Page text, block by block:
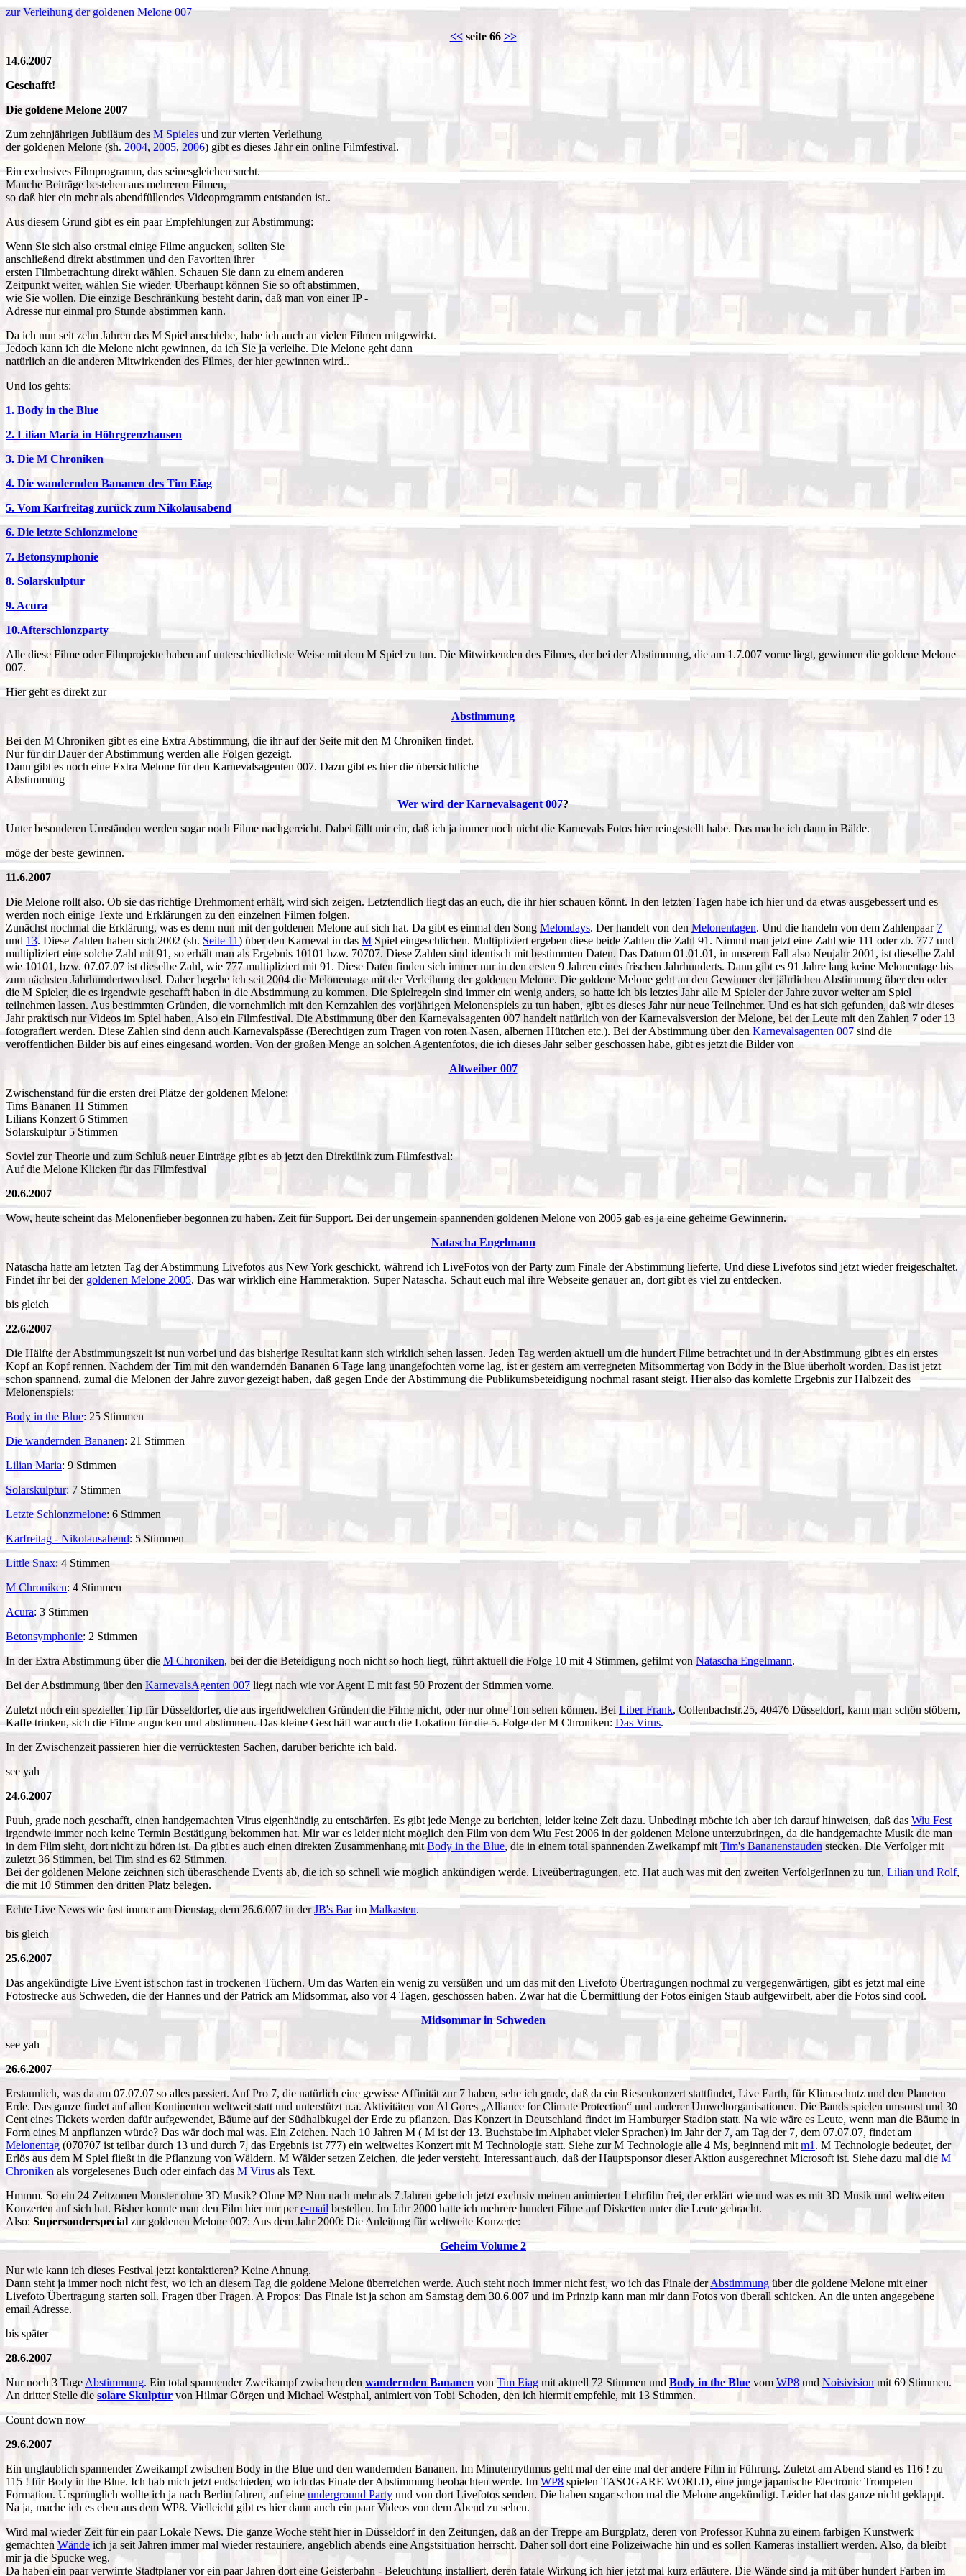
zur Verleihung der goldenen Melone 007
<<seite 66 >>
14.6.2007
Geschafft!
Die goldene Melone 2007
Zum zehnjährigen Jubiläum des M Spieles und zur vierten Verleihung
der goldenen Melone (sh. 2004, 2005, 2006) gibt es dieses Jahr ein online Filmfestival.
Ein exclusives Filmprogramm, das seinesgleichen sucht.
Manche Beiträge bestehen aus mehreren Filmen,
so daß hier ein mehr als abendfüllendes Videoprogramm entstanden ist..
Aus diesem Grund gibt es ein paar Empfehlungen zur Abstimmung:
Wenn Sie sich also erstmal einige Filme angucken, sollten Sie
anschließend direkt abstimmen und den Favoriten ihrer
ersten Filmbetrachtung direkt wählen. Schauen Sie dann zu einem anderen
Zeitpunkt weiter, wählen Sie wieder. Überhaupt können Sie so oft abstimmen,
wie Sie wollen. Die einzige Beschränkung besteht darin, daß man von einer IP -
Adresse nur einmal pro Stunde abstimmen kann.
Da ich nun seit zehn Jahren das M Spiel anschiebe, habe ich auch an vielen Filmen mitgewirkt.
Jedoch kann ich die Melone nicht gewinnen, da ich Sie ja verleihe. Die Melone geht dann
natürlich an die anderen Mitwirkenden des Filmes, der hier gewinnen wird..
Und los gehts:
1. Body in the Blue
2. Lilian Maria in Höhrgrenzhausen
3. Die M Chroniken
4. Die wandernden Bananen des Tim Eiag
5. Vom Karfreitag zurück zum Nikolausabend
6. Die letzte Schlonzmelone
7. Betonsymphonie
8. Solarskulptur
9. Acura
10.Afterschlonzparty
Alle diese Filme oder Filmprojekte haben auf unterschiedlichste Weise mit dem M Spiel zu tun. Die Mitwirkenden des Filmes, der bei der Abstimmung, die am 1.7.007 vorne liegt, gewinnen die goldene Melone
007.
Hier geht es direkt zur
Abstimmung
Bei den M Chroniken gibt es eine Extra Abstimmung, die ihr auf der Seite mit den M Chroniken findet.
Nur für dir Dauer der Abstimmung werden alle Folgen gezeigt.
Dann gibt es noch eine Extra Melone für den Karnevalsagenten 007. Dazu gibt es hier die übersichtliche
Abstimmung
Wer wird der Karnevalsagent 007?
Unter besonderen Umständen werden sogar noch Filme nachgereicht. Dabei fällt mir ein, daß ich ja immer noch nicht die Karnevals Fotos hier reingestellt habe. Das mache ich dann in Bälde.
möge der beste gewinnen.
11.6.2007
Die Melone rollt also. Ob sie das richtige Drehmoment erhält, wird sich zeigen. Letztendlich liegt das an euch, die ihr hier schauen könnt. In den letzten Tagen habe ich hier und da etwas ausgebessert und es
werden noch einige Texte und Erklärungen zu den einzelnen Filmen folgen.
Zunächst nochmal die Erklärung, was es denn nun mit der goldenen Melone auf sich hat. Da gibt es einmal den Song Melondays. Der handelt von den Melonentagen. Und die handeln von dem Zahlenpaar 7
und 13. Diese Zahlen haben sich 2002 (sh. Seite 11) über den Karneval in das M Spiel eingeschlichen. Multipliziert ergeben diese beide Zahlen die Zahl 91. Nimmt man jetzt eine Zahl wie 111 oder zb. 777 und
multipliziert eine solche Zahl mit 91, so erhält man als Ergebnis 10101 bzw. 70707. Diese Zahlen sind identisch mit bestimmten Daten. Das Datum 01.01.01, in unserem Fall also Neujahr 2001, ist dieselbe Zahl
wie 10101, bzw. 07.07.07 ist dieselbe Zahl, wie 777 multipliziert mit 91. Diese Daten finden sich immer nur in den ersten 9 Jahren eines frischen Jahrhunderts. Dann gibt es 91 Jahre lang keine Melonentage bis
zum nächsten Jahrhundertwechsel. Daher begehe ich seit 2004 die Melonentage mit der Verleihung der goldenen Melone. Die goldene Melone geht an den Gewinner der jährlichen Abstimmung über den oder
die M Spieler, die es irgendwie geschafft haben in die Abstimmung zu kommen. Die Spielregeln sind immer ein wenig anders, so hatte ich bis letztes Jahr alle M Spieler der Jahre zuvor weiter am Spiel
teilnehmen lassen. Aus bestimmten Gründen, die vornehmlich mit den Kernzahlen des vorjährigen Melonenspiels zu tun haben, gibt es dieses Jahr nur neue Teilnehmer. Und es hat sich gefunden, daß wir dieses
Jahr praktisch nur Videos im Spiel haben. Also ein Filmfestival. Die Abstimmung über den Karnevalsagenten 007 handelt natürlich von der Karnevalsversion der Melone, bei der Leute mit den Zahlen 7 oder 13
fotografiert werden. Diese Zahlen sind denn auch Karnevalspässe (Berechtigen zum Tragen von roten Nasen, albernen Hütchen etc.). Bei der Abstimmung über den Karnevalsagenten 007 sind die
veröffentlichen Bilder bis auf eines eingesand worden. Von der großen Menge an solchen Agentenfotos, die ich dieses Jahr selber geschossen habe, gibt es jetzt die Bilder von
Altweiber 007
Zwischenstand für die ersten drei Plätze der goldenen Melone:
Tims Bananen 11 Stimmen
Lilians Konzert 6 Stimmen
Solarskulptur 5 Stimmen
Soviel zur Theorie und zum Schluß neuer Einträge gibt es ab jetzt den Direktlink zum Filmfestival:
Auf die Melone Klicken für das Filmfestival
20.6.2007
Wow, heute scheint das Melonenfieber begonnen zu haben. Zeit für Support. Bei der ungemein spannenden goldenen Melone von 2005 gab es ja eine geheime Gewinnerin.
Natascha Engelmann
Natascha hatte am letzten Tag der Abstimmung Livefotos aus New York geschickt, während ich LiveFotos von der Party zum Finale der Abstimmung lieferte. Und diese Livefotos sind jetzt wieder freigeschaltet.
Findet ihr bei der goldenen Melone 2005. Das war wirklich eine Hammeraktion. Super Natascha. Schaut euch mal ihre Webseite genauer an, dort gibt es viel zu entdecken.
bis gleich
22.6.2007
Die Hälfte der Abstimmungszeit ist nun vorbei und das bisherige Resultat kann sich wirklich sehen lassen. Jeden Tag werden aktuell um die hundert Filme betrachtet und in der Abstimmung gibt es ein erstes
Kopf an Kopf rennen. Nachdem der Tim mit den wandernden Bananen 6 Tage lang unangefochten vorne lag, ist er gestern am verregneten Mitsommertag von Body in the Blue überholt worden. Das ist jetzt
schon spannend, zumal die Melonen der Jahre zuvor gezeigt haben, daß gegen Ende der Abstimmung die Publikumsbeteidigung nochmal rasant steigt. Hier also das komlette Ergebnis zur Halbzeit des
Melonenspiels:
Body in the Blue: 25 Stimmen
Die wandernden Bananen: 21 Stimmen
Lilian Maria: 9 Stimmen
Solarskulptur: 7 Stimmen
Letzte Schlonzmelone: 6 Stimmen
Karfreitag - Nikolausabend: 5 Stimmen
Little Snax: 4 Stimmen
M Chroniken: 4 Stimmen
Acura: 3 Stimmen
Betonsymphonie: 2 Stimmen
In der Extra Abstimmung über die M Chroniken, bei der die Beteidigung noch nicht so hoch liegt, führt aktuell die Folge 10 mit 4 Stimmen, gefilmt von Natascha Engelmann.
Bei der Abstimmung über den KarnevalsAgenten 007 liegt nach wie vor Agent E mit fast 50 Prozent der Stimmen vorne.
Zuletzt noch ein spezieller Tip für Düsseldorfer, die aus irgendwelchen Gründen die Filme nicht, oder nur ohne Ton sehen können. Bei Liber Frank, Collenbachstr.25, 40476 Düsseldorf, kann man schön stöbern,
Kaffe trinken, sich die Filme angucken und abstimmen. Das kleine Geschäft war auch die Lokation für die 5. Folge der M Chroniken: Das Virus.
In der Zwischenzeit passieren hier die verrücktesten Sachen, darüber berichte ich bald.
see yah
24.6.2007
Puuh, grade noch geschafft, einen handgemachten Virus eigenhändig zu entschärfen. Es gibt jede Menge zu berichten, leider keine Zeit dazu. Unbedingt möchte ich aber ich darauf hinweisen, daß das Wiu Fest
irgendwie immer noch keine Termin Bestätigung bekommen hat. Mir war es leider nicht möglich den Film von dem Wiu Fest 2006 in der goldenen Melone unterzubringen, da die handgemachte Musik die man
in dem Film sieht, dort nicht zu hören ist. Da gibt es auch einen direkten Zusammenhang mitBody in the Blue, die in einem total spannenden Zweikampf mit Tim's Bananenstauden stecken. Die Verfolger mit
zuletzt 36 Stimmen, bei Tim sind es 62 Stimmen.
Bei der goldenen Melone zeichnen sich überaschende Events ab, die ich so schnell wie möglich ankündigen werde. Liveübertragungen, etc. Hat auch was mit den zweiten VerfolgerInnen zu tun, Lilian und Rolf,
die mit 10 Stimmen den dritten Platz belegen.
Echte Live News wie fast immer am Dienstag, dem 26.6.007 in derJB's Barim Malkasten.
bis gleich
25.6.2007
Das angekündigte Live Event ist schon fast in trockenen Tüchern. Um das Warten ein wenig zu versüßen und um das mit den Livefoto Übertragungen nochmal zu vergegenwärtigen, gibt es jetzt mal eine
Fotostrecke aus Schweden, die der Hannes und der Patrick am Midsommar, also vor 4 Tagen, geschossen haben. Zwar hat die Übermittlung der Fotos einigen Staub aufgewirbelt, aber die Fotos sind cool.
Midsommar in Schweden
see yah
26.6.2007
Erstaunlich, was da am 07.07.07 so alles passiert. Auf Pro 7, die natürlich eine gewisse Affinität zur 7 haben, sehe ich grade, daß da ein Riesenkonzert stattfindet, Live Earth, für Klimaschutz und den Planeten
Erde. Das ganze findet auf allen Kontinenten weltweit statt und unterstützt u.a. Aktivitäten von Al Gores „Alliance for Climate Protection“ und anderer Umweltorganisationen. Die Bands spielen umsonst und 30
Cent eines Tickets werden dafür aufgewendet, Bäume auf der Südhalbkugel der Erde zu pflanzen. Das Konzert in Deutschland findet im Hamburger Stadion statt. Na wie wäre es Leute, wenn man die Bäume in
Form eines M anpflanzen würde? Das wär doch mal was. Ein Zeichen. Nach 10 Jahren M ( M ist der 13. Buchstabe im Alphabet vieler Sprachen) im Jahr der 7, am Tag der 7, dem 07.07.07, findet am
Melonentag (070707 ist teilbar durch 13 und durch 7, das Ergebnis ist 777) ein weltweites Konzert mit M Technologie statt. Siehe zur M Technologie alle 4 Ms, beginnend mit m1 . M Technologie bedeutet, der
Erlös aus dem M Spiel fließt in die Pflanzung von Wäldern. M Wälder setzen Zeichen, die jeder versteht. Interessant auch, daß der Hauptsponsor dieser Aktion ausgerechnet Microsoft ist. Siehe dazu mal die M
Chroniken als vorgelesenes Buch oder einfach das M Virus als Text.
Hmmm. So ein 24 Zeitzonen Monster ohne 3D Musik? Ohne M? Nun nach mehr als 7 Jahren gebe ich jetzt exclusiv meinen animierten Lehrfilm frei, der erklärt wie und was es mit 3D Musik und weltweiten
Konzerten auf sich hat. Bisher konnte man den Film hier nur pere-mail bestellen. Im Jahr 2000 hatte ich mehrere hundert Filme auf Disketten unter die Leute gebracht.
Also: Supersonderspecial zur goldenen Melone 007: Aus dem Jahr 2000: Die Anleitung für weltweite Konzerte:
Geheim Volume 2
Nur wie kann ich dieses Festival jetzt kontaktieren? Keine Ahnung.
Dann steht ja immer noch nicht fest, wo ich an diesem Tag die goldene Melone überreichen werde. Auch steht noch immer nicht fest, wo ich das Finale derAbstimmung über die goldene Melone mit einer
Livefoto Übertragung starten soll. Fragen über Fragen. A Propos: Das Finale ist ja schon am Samstag dem 30.6.007 und im Prinzip kann man mir dann Fotos von überall schicken. An die unten angegebene
email Adresse.
bis später
28.6.2007
Nur noch 3 Tage Abstimmung. Ein total spannender Zweikampf zwischen den wandernden Bananen von Tim Eiag mit aktuell 72 Stimmen und Body in the Blue vom WP8 und Noisivision mit 69 Stimmen.
An dritter Stelle die solare Skulptur von Hilmar Görgen und Michael Westphal, animiert von Tobi Schoden, den ich hiermit empfehle, mit 13 Stimmen.
Count down now
29.6.2007
Ein unglaublich spannender Zweikampf zwischen Body in the Blue und den wandernden Bananen. Im Minutenrythmus geht mal der eine mal der andere Film in Führung. Zuletzt am Abend stand es 116 ! zu
115 ! für Body in the Blue. Ich hab mich jetzt endschieden, wo ich das Finale der Abstimmung beobachten werde. Im WP8 spielen TASOGARE WORLD, eine junge japanische Electronic Trompeten
Formation. Ursprünglich wollte ich ja nach Berlin fahren, auf eine underground Party und von dort Livefotos senden. Die haben sogar schon mal die Melone angekündigt. Leider hat das ganze nicht geklappt.
Na ja, mache ich es eben aus dem WP8. Vielleicht gibt es hier dann auch ein paar Videos von dem Abend zu sehen.
Wird mal wieder Zeit für ein paar Lokale News. Die ganze Woche steht hier in Düsseldorf in den Zeitungen, daß an der Treppe am Burgplatz, deren von Professor Kuhna zu einem farbigen Kunstwerk
gemachten Wände ich ja seit Jahren immer mal wieder restauriere, angeblich abends eine Angstsituation herrscht. Daher soll dort eine Polizeiwache hin und es sollen Kameras installiert werden. Also, da bleibt
mir ja die Spucke weg.
Da haben ein paar verwirrte Stadtplaner vor ein paar Jahren dort eine Geisterbahn - Beleuchtung installiert, deren fatale Wirkung ich hier jetzt mal kurz erläutere. Die Wände sind ja mit über hundert Farben im